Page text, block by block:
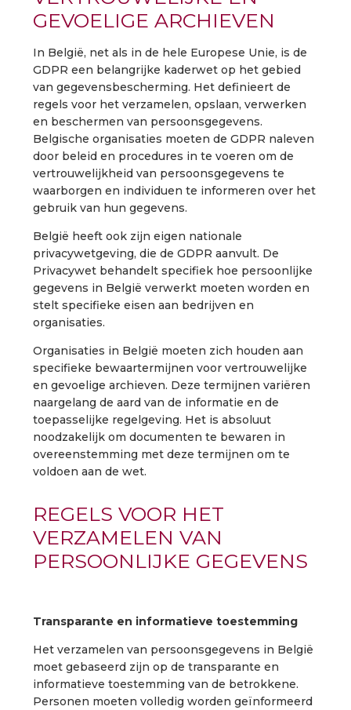
GEVOELIGE ARCHIEVEN
In België, net als in de hele Europese Unie, is de
GDPR een belangrijke kaderwet op het gebied
van gegevensbescherming. Het definieert de
regels voor het verzamelen, opslaan, verwerken
en beschermen van persoonsgegevens.
Belgische organisaties moeten de GDPR naleven
door beleid en procedures in te voeren om de
vertrouwelijkheid van persoonsgegevens te
waarborgen en individuen te informeren over het
gebruik van hun gegevens.
België heeft ook zijn eigen nationale
privacywetgeving, die de GDPR aanvult. De
Privacywet behandelt specifiek hoe persoonlijke
gegevens in België verwerkt moeten worden en
stelt specifieke eisen aan bedrijven en
organisaties.
Organisaties in België moeten zich houden aan
specifieke bewaartermijnen voor vertrouwelijke
en gevoelige archieven. Deze termijnen variëren
naargelang de aard van de informatie en de
toepasselijke regelgeving. Het is absoluut
noodzakelijk om documenten te bewaren in
overeenstemming met deze termijnen om te
voldoen aan de wet.
REGELS VOOR HET
VERZAMELEN VAN
PERSOONLIJKE GEGEVENS
Transparante en informatieve toestemming
Het verzamelen van persoonsgegevens in België
moet gebaseerd zijn op de transparante en
informatieve toestemming van de betrokkene.
Personen moeten volledig worden geïnformeerd